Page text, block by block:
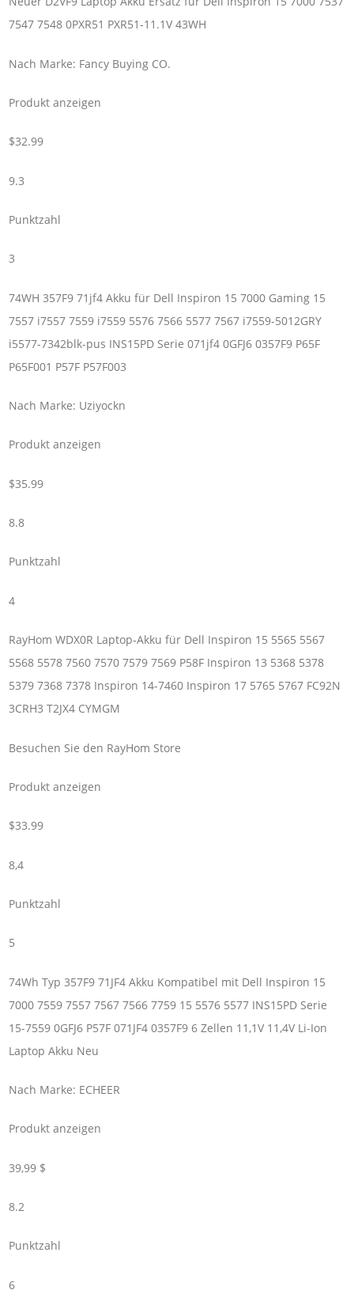
7547 7548 0PXR51 PXR51-11.1V 43WH
Nach Marke: Fancy Buying CO.
Produkt anzeigen
$32.99
9.3
Punktzahl
3
74WH 357F9 71jf4 Akku für Dell Inspiron 15 7000 Gaming 15
7557 i7557 7559 i7559 5576 7566 5577 7567 i7559-5012GRY
i5577-7342blk-pus INS15PD Serie 071jf4 0GFJ6 0357F9 P65F
P65F001 P57F P57F003
Nach Marke: Uziyockn
Produkt anzeigen
$35.99
8.8
Punktzahl
4
RayHom WDX0R Laptop-Akku für Dell Inspiron 15 5565 5567
5568 5578 7560 7570 7579 7569 P58F Inspiron 13 5368 5378
5379 7368 7378 Inspiron 14-7460 Inspiron 17 5765 5767 FC92N
3CRH3 T2JX4 CYMGM
Besuchen Sie den RayHom Store
Produkt anzeigen
$33.99
8,4
Punktzahl
5
74Wh Typ 357F9 71JF4 Akku Kompatibel mit Dell Inspiron 15
7000 7559 7557 7567 7566 7759 15 5576 5577 INS15PD Serie
15-7559 0GFJ6 P57F 071JF4 0357F9 6 Zellen 11,1V 11,4V Li-Ion
Laptop Akku Neu
Nach Marke: ECHEER
Produkt anzeigen
39,99 $
8.2
Punktzahl
6